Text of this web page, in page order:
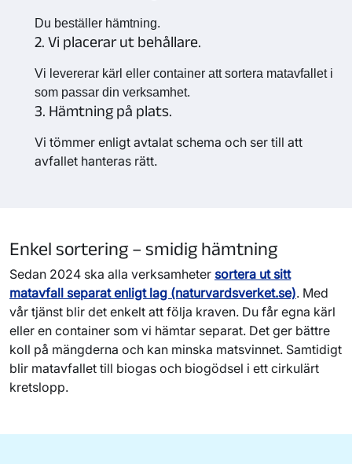
Du beställer hämtning.
2. Vi placerar ut behållare.
Vi levererar kärl eller container att sortera matavfallet i
som passar din verksamhet.
3. Hämtning på plats.
Vi tömmer enligt avtalat schema och ser till att
avfallet hanteras rätt.
Enkel sortering – smidig hämtning
Sedan 2024 ska alla verksamheter sortera ut sitt
matavfall separat enligt lag (naturvardsverket.se). Med
vår tjänst blir det enkelt att följa kraven. Du får egna kärl
eller en container som vi hämtar separat. Det ger bättre
koll på mängderna och kan minska matsvinnet. Samtidigt
blir matavfallet till biogas och biogödsel i ett cirkulärt
kretslopp.